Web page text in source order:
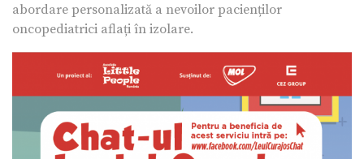
abordare personalizată a nevoilor pacienților
oncopediatrici aflați în izolare.